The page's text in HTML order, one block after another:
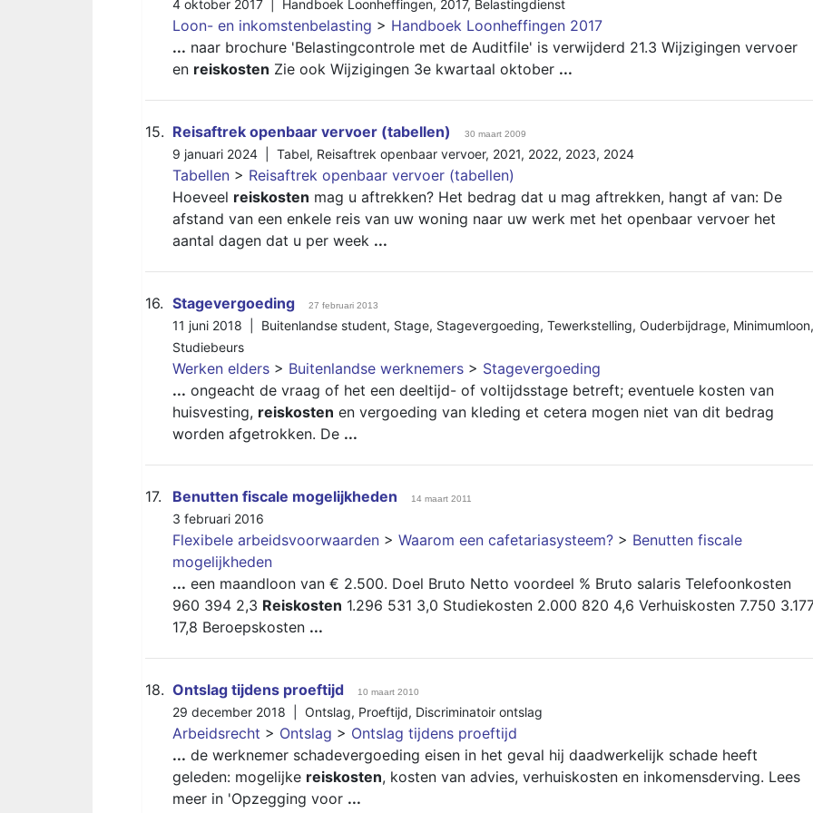
4 oktober 2017 | Handboek Loonheffingen, 2017, Belastingdienst
Loon- en inkomstenbelasting > Handboek Loonheffingen 2017
... naar brochure 'Belastingcontrole met de Auditfile' is verwijderd 21.3 Wijzigingen vervoer
en reiskosten Zie ook Wijzigingen 3e kwartaal oktober ...
15. Reisaftrek openbaar vervoer (tabellen) 30 maart 2009
9 januari 2024 | Tabel, Reisaftrek openbaar vervoer, 2021, 2022, 2023, 2024
Tabellen > Reisaftrek openbaar vervoer (tabellen)
Hoeveel reiskosten mag u aftrekken? Het bedrag dat u mag aftrekken, hangt af van: De
afstand van een enkele reis van uw woning naar uw werk met het openbaar vervoer het
aantal dagen dat u per week ...
16. Stagevergoeding 27 februari 2013
11 juni 2018 | Buitenlandse student, Stage, Stagevergoeding, Tewerkstelling, Ouderbijdrage, Minimumloon,
Studiebeurs
Werken elders > Buitenlandse werknemers > Stagevergoeding
... ongeacht de vraag of het een deeltijd- of voltijdsstage betreft; eventuele kosten van
huisvesting, reiskosten en vergoeding van kleding et cetera mogen niet van dit bedrag
worden afgetrokken. De ...
17. Benutten fiscale mogelijkheden 14 maart 2011
3 februari 2016
Flexibele arbeidsvoorwaarden > Waarom een cafetariasysteem? > Benutten fiscale
mogelijkheden
... een maandloon van € 2.500. Doel Bruto Netto voordeel % Bruto salaris Telefoonkosten
960 394 2,3 Reiskosten 1.296 531 3,0 Studiekosten 2.000 820 4,6 Verhuiskosten 7.750
17,8 Beroepskosten ...
18. Ontslag tijdens proeftijd 10 maart 2010
29 december 2018 | Ontslag, Proeftijd, Discriminatoir ontslag
Arbeidsrecht > Ontslag > Ontslag tijdens proeftijd
... de werknemer schadevergoeding eisen in het geval hij daadwerkelijk schade heeft
geleden: mogelijke reiskosten, kosten van advies, verhuiskosten en inkomensderving. Lees
meer in 'Opzegging voor ...